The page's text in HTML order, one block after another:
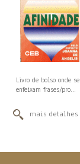
Livro de bolso onde se
enfeixam frases/pro...
mais detalhes